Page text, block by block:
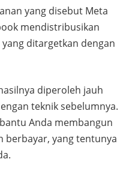
yang disebut Meta
mendistribusikan
ditargetkan dengan
diperoleh jauh
teknik sebelumnya.
Anda membangun
berbayar, yang tentunya